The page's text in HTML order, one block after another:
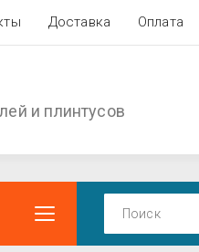
Доставка Оплата
и плинтусов